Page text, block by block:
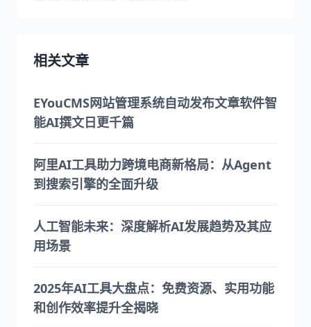
相关文章
EYouCMS网站管理系统自动发布文章软件智
能AI撰文日更千篇
阿里AI工具助力跨境电商新格局：从Agent
到搜索引擎的全面升级
人工智能未来：深度解析AI发展趋势及其应
用场景
2025年AI工具大盘点：免费资源、实用功能
和创作效率提升全揭晓